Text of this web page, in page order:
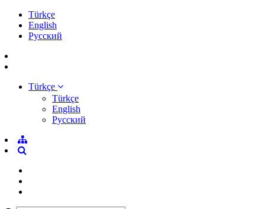
Türkçe
English
Pусский
Türkçe
Türkçe
English
Pусский